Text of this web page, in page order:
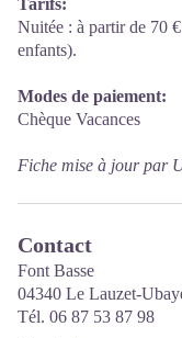
Tarifs:
Nuitée : à partir de 70
enfants).
Modes de paiement:
Chèque Vacances
Fiche mise à jour par
Contact
Font Basse
04340 Le Lauzet-
Tél. 06 87 53 87 98